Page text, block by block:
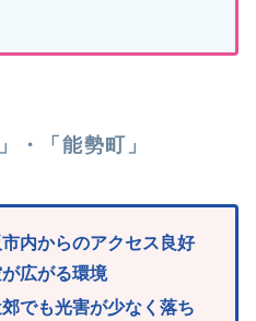
・「能勢町」
内からのアクセス良好
広がる環境
でも光害が少なく落ち